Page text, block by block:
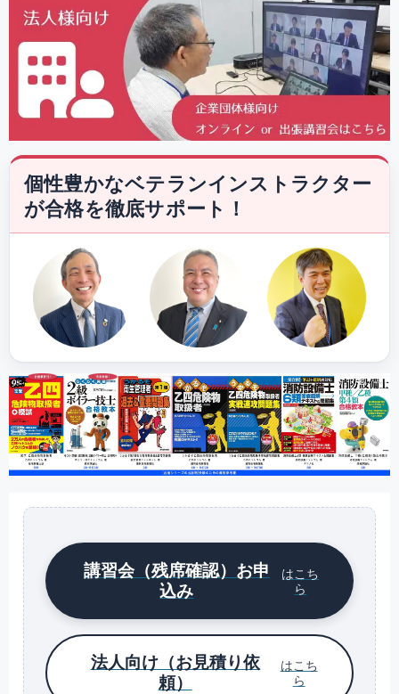
個性豊かなベテランインストラクター
が合格を徹底サポート！
講習会（残席確認）お申
込み
はこち
ら
法人向け（お見積り依
頼）
はこち
ら